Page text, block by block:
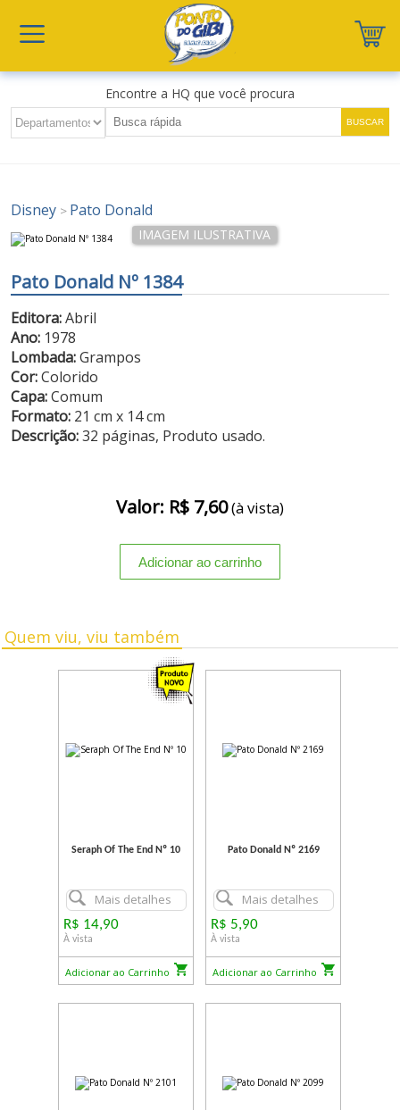
Encontre a HQ que você procura
Disney > Pato Donald
Pato Donald Nº 1384
Editora:Abril
Ano: 1978
Lombada:Grampos
Cor:Colorido
Capa:Comum
Formato: 21 cm x 14 cm
Descrição:32 páginas, Produto usado.
Valor: R$ 7,60(à vista)
Quem viu, viu também
Seraph Of The End Nº 10
Mais detalhes
R$ 14,90
À vista
Adicionar ao Carrinho
Pato Donald Nº 2169
Mais detalhes
R$ 5,90
À vista
Adicionar ao Carrinho